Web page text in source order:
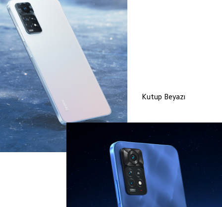
Kutup Beyazı